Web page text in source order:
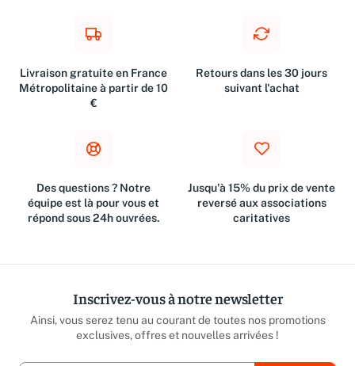
Livraison gratuite en France
Métropolitaine à partir de 10
€
Retours dans les 30 jours
suivant l'achat
Des questions ? Notre
équipe est là pour vous et
répond sous 24h ouvrées.
Jusqu'à 15% du prix de vente
reversé aux associations
caritatives
Inscrivez-vous à notre newsletter
Ainsi, vous serez tenu au courant de toutes nos promotions
exclusives, offres et nouvelles arrivées !